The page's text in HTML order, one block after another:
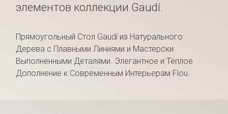
элементов коллекции Gaudí.
Прямоугольный Стол Gaudí из Натурального
Дерева с Плавными Линиями и Мастерски
Выполненными Деталями. Элегантное и Тёплое
Дополнение к Современным Интерьерам Flou.